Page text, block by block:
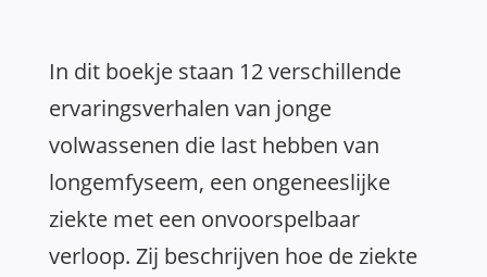
In dit boekje staan 12 verschillende
ervaringsverhalen van jonge
volwassenen die last hebben van
longemfyseem, een ongeneeslijke
ziekte met een onvoorspelbaar
verloop. Zij beschrijven hoe de ziekte